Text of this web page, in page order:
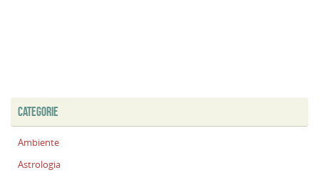
CATEGORIE
Ambiente
Astrologia